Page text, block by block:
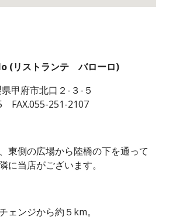
(リストランテ バローロ)
甲府市北口２-３-５
FAX.055-251-2107
東側の広場から陸橋の下を通って
に当店がございます。
ェンジから約５km。